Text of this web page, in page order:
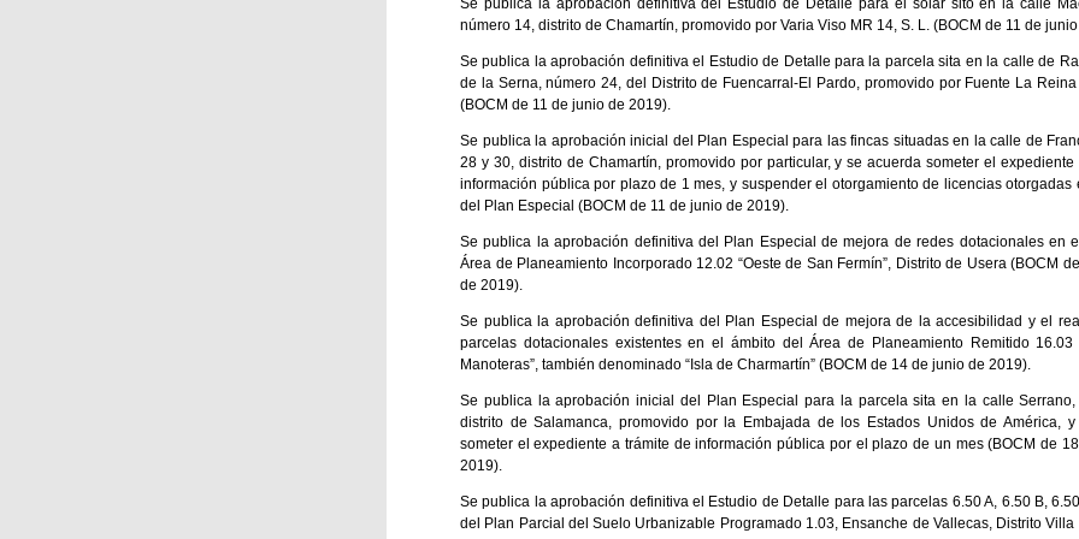
Se publica la aprobación definitiva del Estudio de Detalle para el solar sito en la calle
número 14, distrito de Chamartín, promovido por Varia Viso MR 14, S. L. (BOCM de 11 de
Se publica la aprobación definitiva el Estudio de Detalle para la parcela sita en la calle de
de la Serna, número 24, del Distrito de Fuencarral-El Pardo, promovido por Fuente La
(BOCM de 11 de junio de 2019).
Se publica la aprobación inicial del Plan Especial para las fincas situadas en la calle de
28 y 30, distrito de Chamartín, promovido por particular, y se acuerda someter el expediente
información pública por plazo de 1 mes, y suspender el otorgamiento de licencias otorgadas
del Plan Especial (BOCM de 11 de junio de 2019).
Se publica la aprobación definitiva del Plan Especial de mejora de redes dotacionales en
Área de Planeamiento Incorporado 12.02 “Oeste de San Fermín”, Distrito de Usera (BOCM
de 2019).
Se publica la aprobación definitiva del Plan Especial de mejora de la accesibilidad y el
parcelas dotacionales existentes en el ámbito del Área de Planeamiento Remitido 16.03
Manoteras”, también denominado “Isla de Charmartín” (BOCM de 14 de junio de 2019).
Se publica la aprobación inicial del Plan Especial para la parcela sita en la calle
distrito de Salamanca, promovido por la Embajada de los Estados Unidos de América,
someter el expediente a trámite de información pública por el plazo de un mes (BOCM de
2019).
Se publica la aprobación definitiva el Estudio de Detalle para las parcelas 6.50 A, 6.50 B,
del Plan Parcial del Suelo Urbanizable Programado 1.03, Ensanche de Vallecas, Distrito Villa